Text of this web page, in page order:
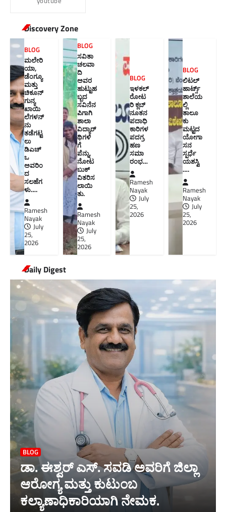
Discovery Zone
BLOG
ಮಲೇರಿ
ಯಾ,
ಡೆಂಗ್ಯೂ
ಮತ್ತು
ಚಿಕೂನ್
ಗುನ್ಯ
ಖಾಯಿ
ಲೆಗಳನ್
ನು
ತಡೆಗಟ್ಟ
ಲು
ಡಿಎಚ್‌
ಒ
ಅವರಿಂ
ದ
ಸಲಹೆಗ
ಳು….
Ramesh
Nayak
July
25,
2026
BLOG
ಸವಿತಾ
ಚಲವಾ
ದಿ
ಅವರ
ಹುಟ್ಟುಹ
ಬ್ಬದ
ಸವಿನೆನ
ಪಿಗಾಗಿ
ಶಾಲಾ
ವಿದ್ಯಾರ್
ಥಿಗಳಿ
ಗೆ
ಪೆನ್ನು,
ನೋಟ
ಬುಕ್
ವಿತರಿಸ
ಲಾಯಿ
ತು.
Ramesh
Nayak
July
25,
2026
BLOG
ಇಳಕಲ್
ರೋಟ
ರಿ ಕ್ಲಬ್
ನೂತನ‌
ಪದಾಧಿ
ಕಾರಿಗಳ
ಪದಗ್ರ
ಹಣ
ಸಮಾ
ರಂಭ…
Ramesh
Nayak
July
25,
2026
BLOG
ಲಿಟಲ್
ಹಾರ್ಟ್ಸ್
ಶಾಲೆಯ
ಲ್ಲಿ
ತಾಲೂ
ಕು
ಮಟ್ಟದ
ಯೋಗಾ
ಸನ
ಸ್ಪರ್ಧೆ
ಯಶಸ್ವಿ
….
Ramesh
Nayak
July
25,
2026
Daily Digest
BLOG
ಡಾ. ಈಶ್ವರ್ ಎಸ್. ಸವಡಿ ಅವರಿಗೆ ಜಿಲ್ಲಾ
ಆರೋಗ್ಯ ಮತ್ತು ಕುಟುಂಬ
ಕಲ್ಯಾಣಾಧಿಕಾರಿಯಾಗಿ ನೇಮಕ.